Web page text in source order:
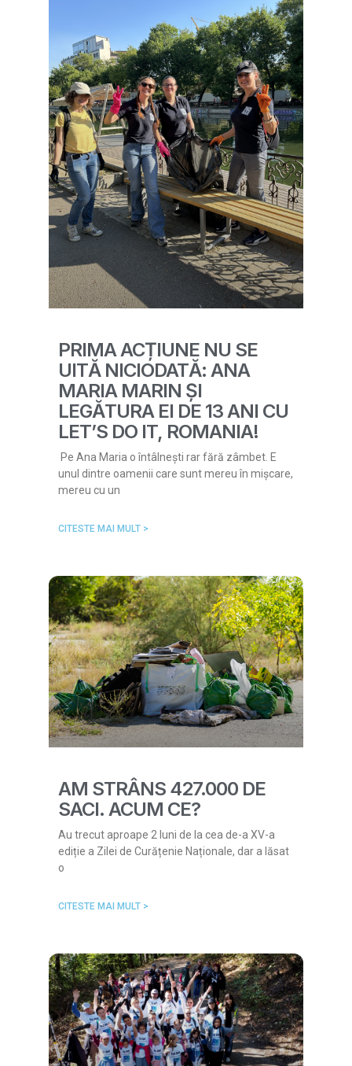
PRIMA ACȚIUNE NU SE
UITĂ NICIODATĂ: ANA
MARIA MARIN ȘI
LEGĂTURA EI DE 13 ANI CU
LET’S DO IT, ROMANIA!
Pe Ana Maria o întâlnești rar fără zâmbet. E
unul dintre oamenii care sunt mereu în mișcare,
mereu cu un
CITESTE MAI MULT >
AM STRÂNS 427.000 DE
SACI. ACUM CE?
Au trecut aproape 2 luni de la cea de-a XV-a
ediție a Zilei de Curățenie Naționale, dar a lăsat
o
CITESTE MAI MULT >